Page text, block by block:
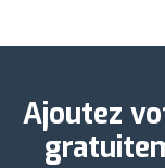
Ajoutez